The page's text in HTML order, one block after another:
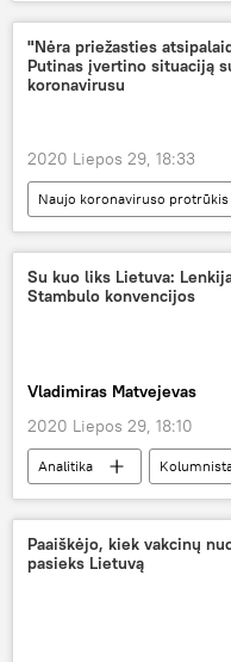
Metų netektys — 2020
"Nėra priežasties
Putinas įvertino situaciją
koronavirusu
2020 Liepos 29, 18:33
Naujo koronaviruso
Pasaulyje
koronavirusas
Su kuo liks Lietuva:
Stambulo konvencijos
Vladimiras Matvejevas
2020 Liepos 29, 18:10
Analitika
Paaiškėjo, kiek vakcinų
pasieks Lietuvą